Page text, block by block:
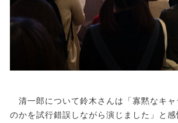
清一郎について鈴木さんは「寡黙なキ
のかを試行錯誤しながら演じました」と